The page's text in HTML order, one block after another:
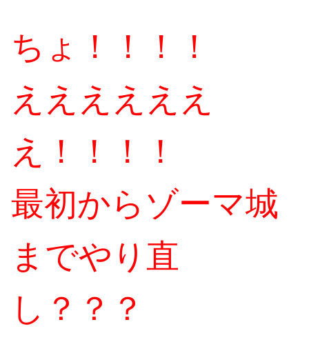
ちょ！！！！
ええええええ
え！！！！
最初からゾーマ城
までやり直
し？？？